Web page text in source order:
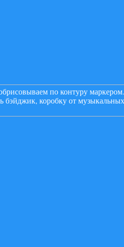
по контуру
бэйджик, коробку от